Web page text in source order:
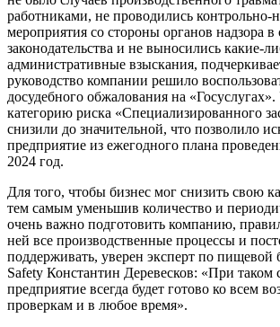
работниками, не проводились контрольно-
мероприятия со стороны органов надзора в
законодательства и не выносились какие-
административные взыскания,
руководство компании решило
досудебного обжалования на
категорию риска «Специализированного
снизили до значительной, что позволило
предприятие из ежегодного плана
2024 год.
Для того, чтобы бизнес мог снизить свою
тем самым уменьшив количество и
очень важно подготовить компанию,
ней все производственные процессы и
поддерживать, уверен эксперт по пищевой
Safety Константин Деревесков: «При таком
предприятие всегда будет готово ко всем
проверкам и в любое время».